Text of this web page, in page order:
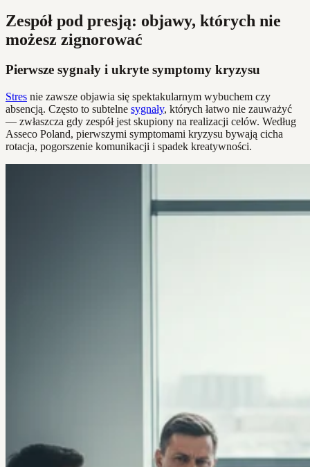
Zespół pod presją: objawy, których nie
możesz zignorować
Pierwsze sygnały i ukryte symptomy kryzysu
Stres nie zawsze objawia się spektakularnym wybuchem czy
absencją. Często to subtelne sygnały, których łatwo nie zauważyć
— zwłaszcza gdy zespół jest skupiony na realizacji celów. Według
Asseco Poland, pierwszymi symptomami kryzysu bywają cicha
rotacja, pogorszenie komunikacji i spadek kreatywności.